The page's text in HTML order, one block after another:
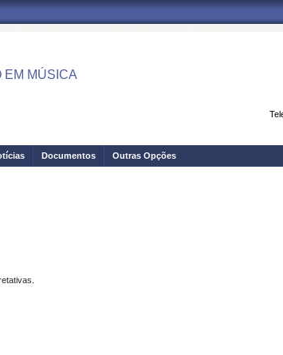
EM MÚSICA
Documentos Outras Opções